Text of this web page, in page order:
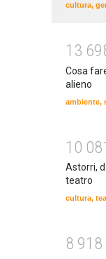
cultura,
1 3 69
Cosa
alieno
ambiente,
1 0 08
Astorri,
teatro
cultura,
8 91 8